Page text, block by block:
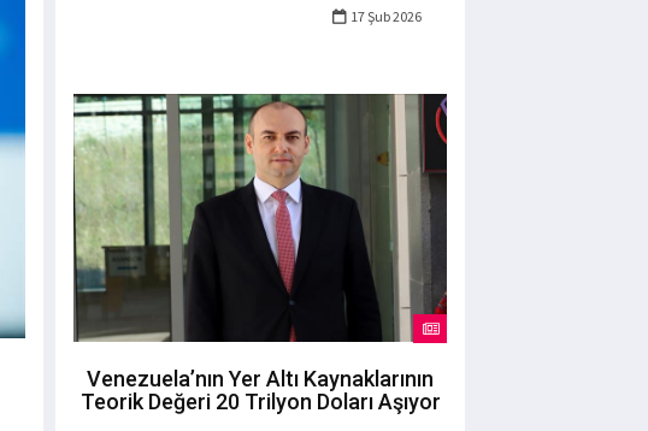
17 Şub 2026
Venezuela’nın Yer Altı Kaynaklarının
Teorik Değeri 20 Trilyon Doları Aşıyor